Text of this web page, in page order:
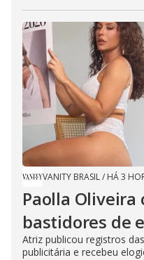
VANITY BRASIL/ HÁ 3
Paolla
bastidores de
Atriz publicou registros
publicitária e recebeu